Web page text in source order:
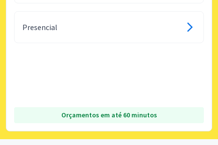
Presencial
Orçamentos em até 60 minutos